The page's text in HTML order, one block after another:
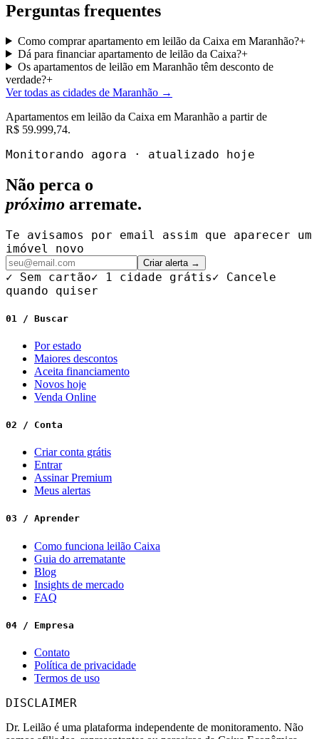
Perguntas frequentes
Como comprar apartamento em leilão da Caixa em Maranhão?+
Dá para financiar apartamento de leilão da Caixa?+
Os apartamentos de leilão em Maranhão têm desconto de
verdade?+
Ver todas as cidades de Maranhão →
Apartamentos em leilão da Caixa em Maranhão a partir de
R$ 59.999,74.
Monitorando agora · atualizado hoje
Não perca o
próximo arremate.
Te avisamos por email assim que aparecer um
imóvel novo
Criar alerta →
✓ Sem cartão✓ 1 cidade grátis✓ Cancele
quando quiser
01 / Buscar
Por estado
Maiores descontos
Aceita financiamento
Novos hoje
Venda Online
02 / Conta
Criar conta grátis
Entrar
Assinar Premium
Meus alertas
03 / Aprender
Como funciona leilão Caixa
Guia do arrematante
Blog
Insights de mercado
FAQ
04 / Empresa
Contato
Política de privacidade
Termos de uso
DISCLAIMER
Dr. Leilão é uma plataforma independente de monitoramento. Não